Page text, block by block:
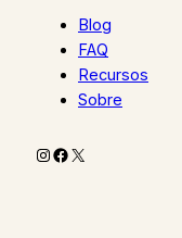
Blog
FAQ
Recursos
Sobre
Instagram
Facebook
X